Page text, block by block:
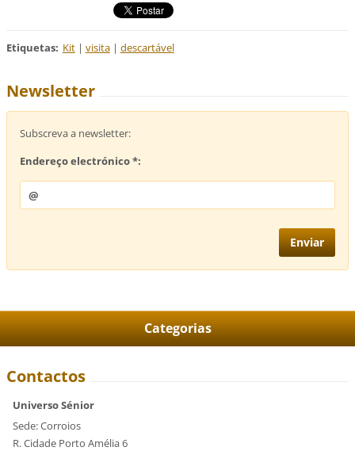
Etiquetas: Kit | visita | descartável
Newsletter
Subscreva a newsletter:
Endereço electrónico *:
Categorias
Contactos
Universo Sénior
Sede: Corroios
R. Cidade Porto Amélia 6